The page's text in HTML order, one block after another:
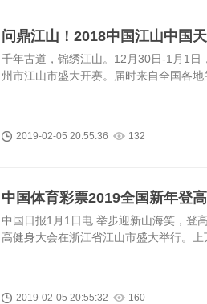
问鼎江山！2018中国江山中国
千年古道，锦绣江山。12月30日-1月1
州市江山市盛大开赛。届时来自全国各地
2019-02-05 20:55:36 132
中国体育彩票2019全国新年登
中国日报1月1日电 举步迎新山海笑，登
高健身大会在浙江省江山市盛大举行。上
2019-02-05 20:55:32 160